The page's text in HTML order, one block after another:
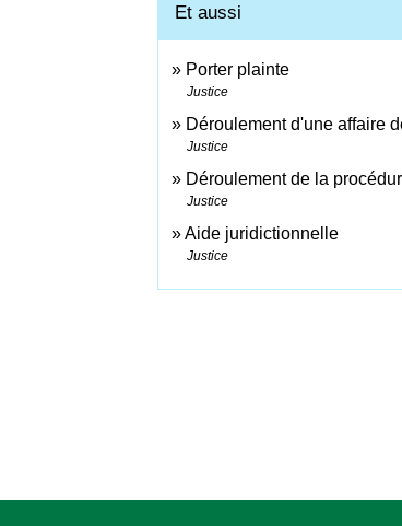
Et aussi
Porter plainte
Justice
Déroulement d'une affaire
Justice
Déroulement de la
Justice
Aide juridictionnelle
Justice